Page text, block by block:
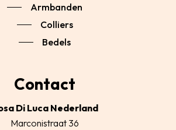
Armbanden
Colliers
Bedels
Contact
Di Luca Nederland
Marconistraat 36